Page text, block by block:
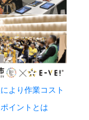
より作業コスト
イントとは